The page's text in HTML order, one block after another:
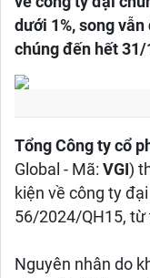
dưới 1%, song
chúng đến hết
Tổng Công ty cổ
Global - Mã: VGI )
kiện về công ty
56/2024/QH15,
Nguyên nhân do